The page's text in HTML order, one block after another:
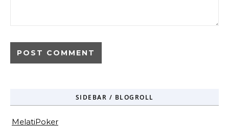
SIDEBAR / BLOGROLL
MelatiPoker